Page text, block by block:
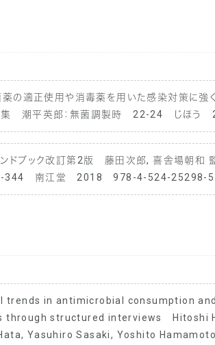
薬の適正使用や消毒薬を用いた感染対策に
集 潮平英郎：無菌調製時 22-24 じほ
ドブック改訂第2版 藤田次郎, 喜舎場朝和
344 南江堂 2018 978-4-524-25298-5
trends in antimicrobial consumption
through structured interviews
Hitoshi
Yasuhiro Sasaki, Yoshito